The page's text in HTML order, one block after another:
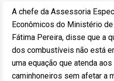
A chefe da Assessoria
Econômicos do Ministério
Fátima Pereira, disse que a
dos combustíveis não está
uma equação que atenda
caminhoneiros sem afetar a